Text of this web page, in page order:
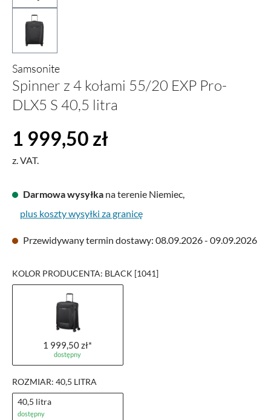
Samsonite
Spinner z 4 kołami 55/20 EXP Pro-
DLX5 S 40,5 litra
Cena regularna:
1 999,50 zł
z. VAT.
Darmowa wysyłka na terenie Niemiec,
plus koszty wysyłki za granicę
Przewidywany termin dostawy: 08.09.2026 - 09.09.2026
KOLOR PRODUCENTA: BLACK [1041]
1 999,50 zł*
dostępny
ROZMIAR: 40,5 LITRA
40,5 litra
dostępny